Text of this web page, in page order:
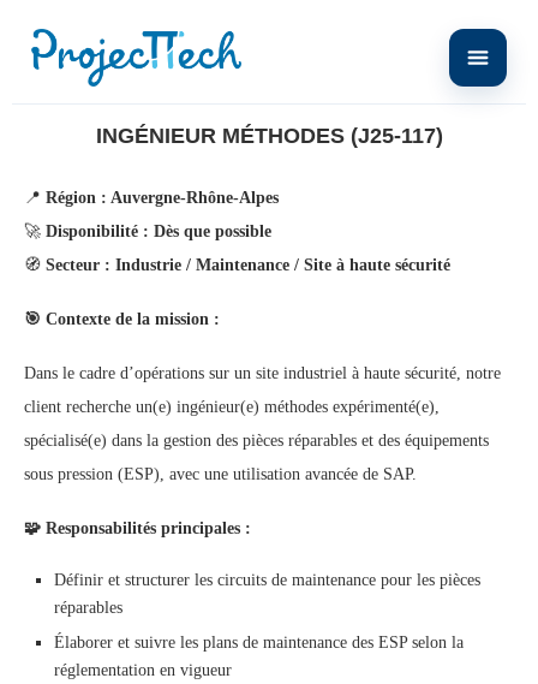
INGÉNIEUR MÉTHODES (J25-117)
📍 Région : Auvergne-Rhône-Alpes
🚀 Disponibilité : Dès que possible
🧭 Secteur : Industrie / Maintenance / Site à haute sécurité
🎯 Contexte de la mission :
Dans le cadre d’opérations sur un site industriel à haute sécurité, notre
client recherche un(e) ingénieur(e) méthodes expérimenté(e),
spécialisé(e) dans la gestion des pièces réparables et des équipements
sous pression (ESP), avec une utilisation avancée de SAP.
🧩 Responsabilités principales :
Définir et structurer les circuits de maintenance pour les pièces
réparables
Élaborer et suivre les plans de maintenance des ESP selon la
réglementation en vigueur